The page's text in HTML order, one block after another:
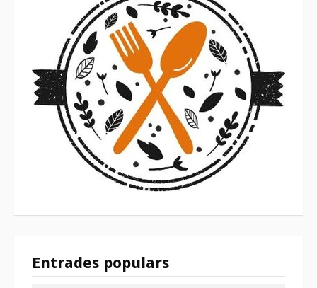
Entrades populars